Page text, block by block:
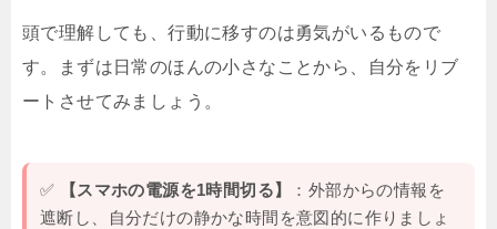
頭で理解しても、行動に移すのは勇気がいるもので
す。まずは日常のほんの小さなことから、自分をリブ
ートさせてみましょう。
✅ 【スマホの電源を1時間切る】
：外部からの情報を
遮断し、自分だけの静かな時間を意図的に作りましょ